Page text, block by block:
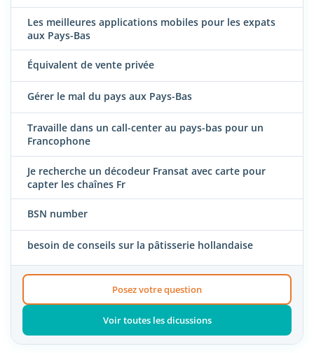
Les meilleures applications mobiles pour les expats
aux Pays-Bas
Équivalent de vente privée
Gérer le mal du pays aux Pays-Bas
Travaille dans un call-center au pays-bas pour un
Francophone
Je recherche un décodeur Fransat avec carte pour
capter les chaînes Fr
BSN number
besoin de conseils sur la pâtisserie hollandaise
Posez votre question
Voir toutes les dicussions